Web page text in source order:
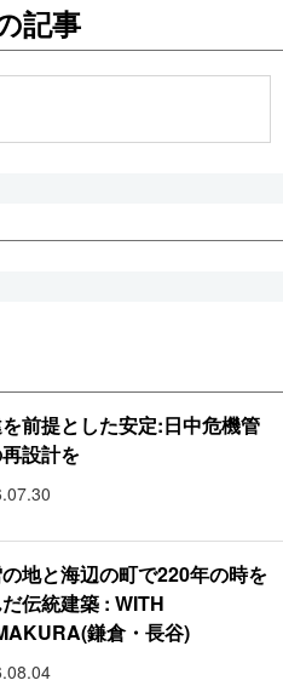
記事
前提とした安定:日中危機管
設計を
地と海辺の町で220年の時を
伝統建築 : WITH
鎌倉・長谷)